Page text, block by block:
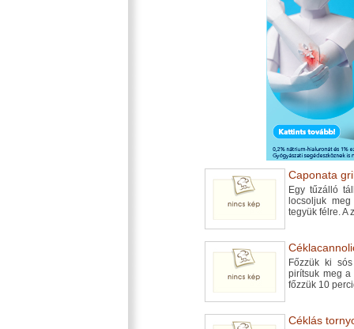
Caponata
Egy tűzálló
locsoljuk
tegyük félre. A
Főzzük ki
pirítsuk meg a
főzzük 10
Céklás